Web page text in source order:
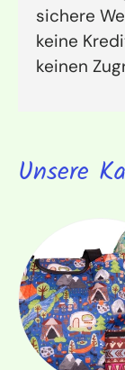
sichere
keine
keinen
Unsere